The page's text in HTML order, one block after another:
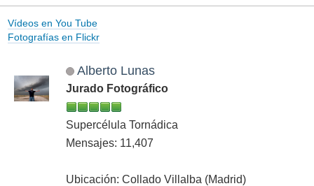
Vídeos en You Tube
Fotografías en Flickr
Alberto Lunas
Jurado Fotográfico
Supercélula Tornádica
Mensajes: 11,407
Ubicación: Collado Villalba (Madrid)